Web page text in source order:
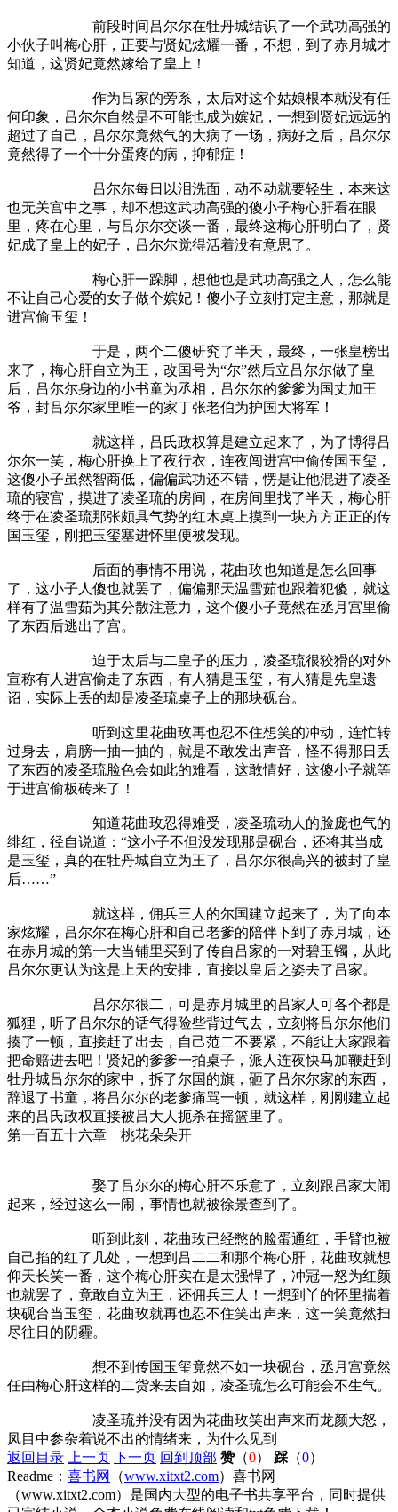
前段时间吕尔尔在牡丹城结识了一个武功高强的
小伙子叫梅心肝，正要与贤妃炫耀一番，不想，到了赤月城才
知道，这贤妃竟然嫁给了皇上！
作为吕家的旁系，太后对这个姑娘根本就没有任
何印象，吕尔尔自然是不可能也成为嫔妃，一想到贤妃远远的
超过了自己，吕尔尔竟然气的大病了一场，病好之后，吕尔尔
竟然得了一个十分蛋疼的病，抑郁症！
吕尔尔每日以泪洗面，动不动就要轻生，本来这
也无关宫中之事，却不想这武功高强的傻小子梅心肝看在眼
里，疼在心里，与吕尔尔交谈一番，最终这梅心肝明白了，贤
妃成了皇上的妃子，吕尔尔觉得活着没有意思了。
梅心肝一跺脚，想他也是武功高强之人，怎么能
不让自己心爱的女子做个嫔妃！傻小子立刻打定主意，那就是
进宫偷玉玺！
于是，两个二傻研究了半天，最终，一张皇榜出
来了，梅心肝自立为王，改国号为“尔”然后立吕尔尔做了皇
后，吕尔尔身边的小书童为丞相，吕尔尔的爹爹为国丈加王
爷，封吕尔尔家里唯一的家丁张老伯为护国大将军！
就这样，吕氏政权算是建立起来了，为了博得吕
尔尔一笑，梅心肝换上了夜行衣，连夜闯进宫中偷传国玉玺，
这傻小子虽然智商低，偏偏武功还不错，愣是让他混进了凌圣
琉的寝宫，摸进了凌圣琉的房间，在房间里找了半天，梅心肝
终于在凌圣琉那张颇具气势的红木桌上摸到一块方方正正的传
国玉玺，刚把玉玺塞进怀里便被发现。
后面的事情不用说，花曲玫也知道是怎么回事
了，这小子人傻也就罢了，偏偏那天温雪茹也跟着犯傻，就这
样有了温雪茹为其分散注意力，这个傻小子竟然在丞月宫里偷
了东西后逃出了宫。
迫于太后与二皇子的压力，凌圣琉很狡猾的对外
宣称有人进宫偷走了东西，有人猜是玉玺，有人猜是先皇遗
诏，实际上丢的却是凌圣琉桌子上的那块砚台。
听到这里花曲玫再也忍不住想笑的冲动，连忙转
过身去，肩膀一抽一抽的，就是不敢发出声音，怪不得那日丢
了东西的凌圣琉脸色会如此的难看，这敢情好，这傻小子就等
于进宫偷板砖来了！
知道花曲玫忍得难受，凌圣琉动人的脸庞也气的
绯红，径自说道：“这小子不但没发现那是砚台，还将其当成
是玉玺，真的在牡丹城自立为王了，吕尔尔很高兴的被封了皇
后……”
就这样，佣兵三人的尔国建立起来了，为了向本
家炫耀，吕尔尔在梅心肝和自己老爹的陪伴下到了赤月城，还
在赤月城的第一大当铺里买到了传自吕家的一对碧玉镯，从此
吕尔尔更认为这是上天的安排，直接以皇后之姿去了吕家。
吕尔尔很二，可是赤月城里的吕家人可各个都是
狐狸，听了吕尔尔的话气得险些背过气去，立刻将吕尔尔他们
揍了一顿，直接赶了出去，自己范二不要紧，不能让大家跟着
把命赔进去吧！贤妃的爹爹一拍桌子，派人连夜快马加鞭赶到
牡丹城吕尔尔的家中，拆了尔国的旗，砸了吕尔尔家的东西，
辞退了书童，将吕尔尔的老爹痛骂一顿，就这样，刚刚建立起
来的吕氏政权直接被吕大人扼杀在摇篮里了。
第一百五十六章 桃花朵朵开
娶了吕尔尔的梅心肝不乐意了，立刻跟吕家大闹
起来，经过这么一闹，事情也就被徐景查到了。
听到此刻，花曲玫已经憋的脸蛋通红，手臂也被
自己掐的红了几处，一想到吕二二和那个梅心肝，花曲玫就想
仰天长笑一番，这个梅心肝实在是太强悍了，冲冠一怒为红颜
也就罢了，竟敢自立为王，还佣兵三人！一想到丫的怀里揣着
块砚台当玉玺，花曲玫就再也忍不住笑出声来，这一笑竟然扫
尽往日的阴霾。
想不到传国玉玺竟然不如一块砚台，丞月宫竟然
任由梅心肝这样的二货来去自如，凌圣琉怎么可能会不生气。
凌圣琉并没有因为花曲玫笑出声来而龙颜大怒，
凤目中参杂着说不出的情绪来，为什么见到
返回目录
上一页 下一页 回到顶部 赞（0） 踩 （0）
Readme： 喜书网 （www.xitxt2.com）喜书网
（www.xitxt2.com）是国内大型的电子书共享平台，同时提供